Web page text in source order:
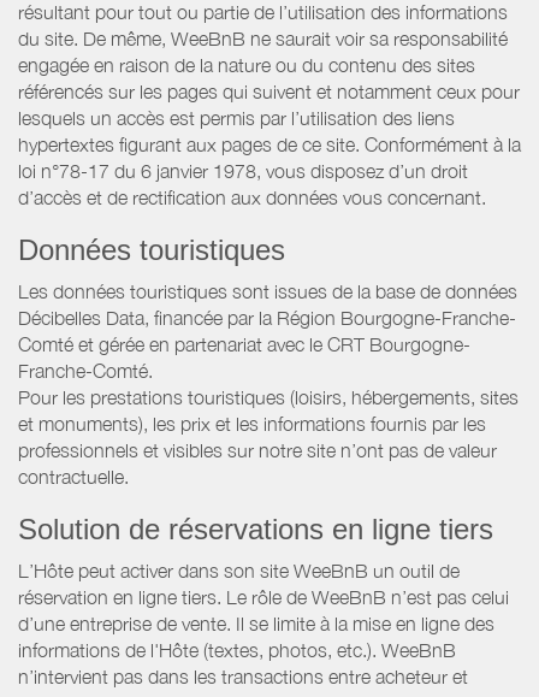
résultant pour tout ou partie de l’utilisation des informations
du site. De même, WeeBnB ne saurait voir sa responsabilité
engagée en raison de la nature ou du contenu des sites
référencés sur les pages qui suivent et notamment ceux pour
lesquels un accès est permis par l’utilisation des liens
hypertextes figurant aux pages de ce site. Conformément à la
loi n°78-17 du 6 janvier 1978, vous disposez d’un droit
d’accès et de rectification aux données vous concernant.
Données touristiques
Les données touristiques sont issues de la base de données
Décibelles Data, financée par la Région Bourgogne-Franche-
Comté et gérée en partenariat avec le CRT Bourgogne-
Franche-Comté.
Pour les prestations touristiques (loisirs, hébergements, sites
et monuments), les prix et les informations fournis par les
professionnels et visibles sur notre site n’ont pas de valeur
contractuelle.
Solution de réservations en ligne tiers
L’Hôte peut activer dans son site WeeBnB un outil de
réservation en ligne tiers. Le rôle de WeeBnB n’est pas celui
d’une entreprise de vente. Il se limite à la mise en ligne des
informations de l'Hôte (textes, photos, etc.). WeeBnB
n’intervient pas dans les transactions entre acheteur et